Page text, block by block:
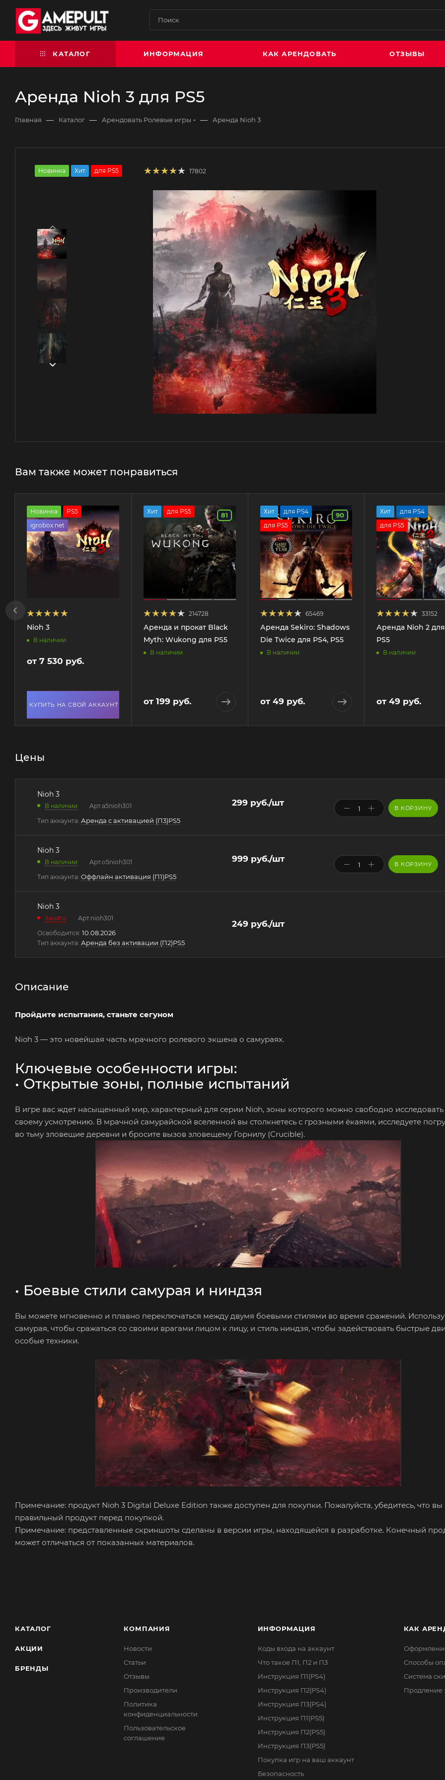
КАТАЛОГ ИНФОРМАЦИЯ КАК АРЕНДОВАТЬ ОТЗЫВЫ
Аренда Nioh 3 для PS5
Главная — Каталог — Арендовать Ролевые игры — Аренда Nioh 3
Новинка Хит для PS5 17802
Вам также может понравиться
Новинка
PS5
igrobox.net
Nioh 3
В наличии
от 7 530 руб.
КУПИТЬ НА СВОЙ АККАУНТ
Хит для PS5 81
214728
Аренда и прокат Black
Myth: Wukong для PS5
В наличии
от 199 руб.
Хит
для PS4
для PS5
90
65469
Аренда Sekiro: Shadows
Die Twice для PS4, PS5
В наличии
от 49 руб.
Хит
для PS4
для PS5
33152
Аренда Nioh 2 для
PS5
В наличии
от49 руб.
Цены
Nioh 3
В наличии Арт.a5nioh301
Тип аккаунта: Аренда с активацией (П3)PS5
299 руб./шт
В КОРЗИНУ
Nioh 3
В наличии Арт.o5nioh301
Тип аккаунта: Оффлайн активация (П1)PS5
999 руб./шт
В КОРЗИНУ
Nioh 3
Занята Арт. nioh301
Освободится: 10.08.2026
Тип аккаунта: Аренда без активации (П2)PS5
249 руб./шт
Описание
Пройдите испытания, станьте сегуном
Nioh 3 — это новейшая часть мрачного ролевого экшена о самураях.
Ключевые особенности игры:
• Открытые зоны, полные испытаний
В игре вас ждет насыщенный мир, характерный для серии Nioh, зоны которого можно свободно
своему усмотрению. В мрачной самурайской вселенной вы столкнетесь с грозными ёкаями, исследуете
во тьму зловещие деревни и бросите вызов зловещему Горнилу (Crucible).
• Боевые стили самурая и ниндзя
Вы можете мгновенно и плавно переключаться между двумя боевыми стилями во время сражений.
самурая, чтобы сражаться со своими врагами лицом к лицу, и стиль ниндзя, чтобы задействовать быстрые
особые техники.
Примечание: продукт Nioh 3 Digital Deluxe Edition также доступен для покупки. Пожалуйста, убедитесь, что
правильный продукт перед покупкой.
Примечание: представленные скриншоты сделаны в версии игры, находящейся в разработке. Конечный
может отличаться от показанных материалов.
КАТАЛОГ
АКЦИИ
БРЕНДЫ
КОМПАНИЯ
Новости
Статьи
Отзывы
Производители
Политика
конфиденциальности
Пользовательское
соглашение
ИНФОРМАЦИЯ
Коды входа на аккаунт
Что такое П1, П2 и П3
Инструкция П1(PS4)
Инструкция П2(PS4)
Инструкция П3(PS4)
Инструкция П1(PS5)
Инструкция П2(PS5)
Инструкция П3(PS5)
Покупка игр на ваш аккаунт
Безопасность
КАК
Способы
Система
Продление